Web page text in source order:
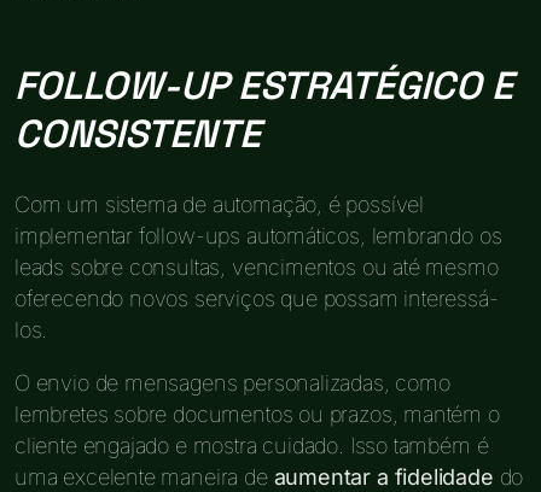
FOLLOW-UP ESTRATÉGICO E
CONSISTENTE
Com um sistema de automação, é possível
implementar follow-ups automáticos, lembrando os
leads sobre consultas, vencimentos ou até mesmo
oferecendo novos serviços que possam interessá-
los.
O envio de mensagens personalizadas, como
lembretes sobre documentos ou prazos, mantém o
cliente engajado e mostra cuidado. Isso também é
uma excelente maneira de aumentar a fidelidade do